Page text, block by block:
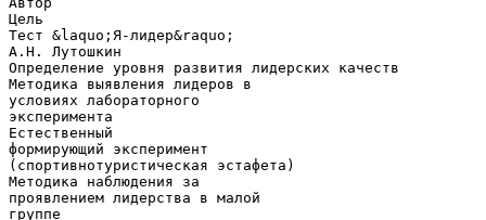
Цель
Тест &laquo;Я-лидер&raquo;
А.Н. Лутошкин
Определение уровня развития лидерских качеств
Методика выявления лидеров в
условиях лабораторного
эксперимента
Естественный
формирующий эксперимент
(спортивнотуристическая эстафета)
Методика наблюдения за
проявлением лидерства в малой
группе